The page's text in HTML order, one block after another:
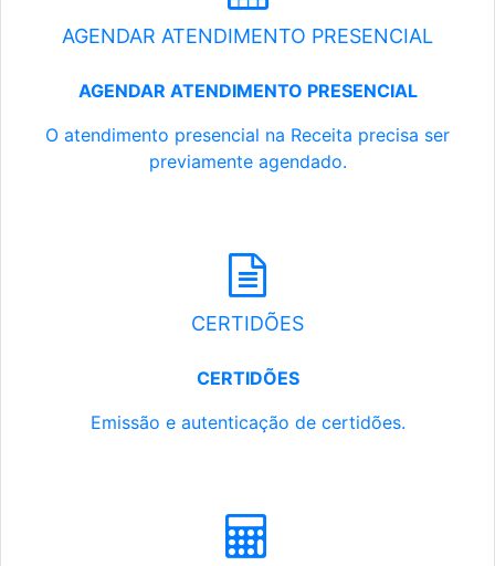
AGENDAR ATENDIMENTO PRESENCIAL
AGENDAR ATENDIMENTO PRESENCIAL
O atendimento presencial na Receita precisa ser
previamente agendado.
CERTIDÕES
CERTIDÕES
Emissão e autenticação de certidões.